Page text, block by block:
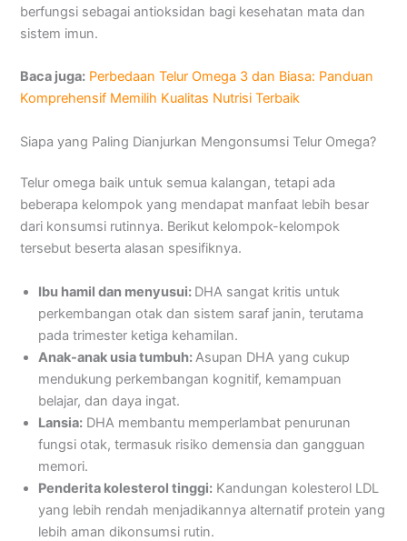
berfungsi sebagai antioksidan bagi kesehatan mata dan
sistem imun.
Baca juga: Perbedaan Telur Omega 3 dan Biasa: Panduan
Komprehensif Memilih Kualitas Nutrisi Terbaik
Siapa yang Paling Dianjurkan Mengonsumsi Telur Omega?
Telur omega baik untuk semua kalangan, tetapi ada
beberapa kelompok yang mendapat manfaat lebih besar
dari konsumsi rutinnya. Berikut kelompok-kelompok
tersebut beserta alasan spesifiknya.
Ibu hamil dan menyusui: DHA sangat kritis untuk
perkembangan otak dan sistem saraf janin, terutama
pada trimester ketiga kehamilan.
Anak-anak usia tumbuh:Asupan DHA yang cukup
mendukung perkembangan kognitif, kemampuan
belajar, dan daya ingat.
Lansia: DHA membantu memperlambat penurunan
fungsi otak, termasuk risiko demensia dan gangguan
memori.
Penderita kolesterol tinggi: Kandungan kolesterol LDL
yang lebih rendah menjadikannya alternatif protein yang
lebih aman dikonsumsi rutin.